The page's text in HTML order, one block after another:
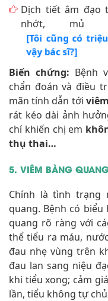
Dịch tiết âm đạo
nhớt, mủ
[Tôi cũng có
vậy bác sĩ?]
Biến chứng: Bệnh
chẩn đoán và điều
mãn tính dẫn tới
rát kéo dài ảnh
chí khiến chị em
thụ thai…
5. VIÊM BÀNG
Chính là tình trạng
quang. Bệnh có
quang rõ ràng với
thể tiểu ra máu,
đau nhẹ vùng trên
đau lan sang niệu
khi tiểu xong; cảm
lần, tiểu không tự